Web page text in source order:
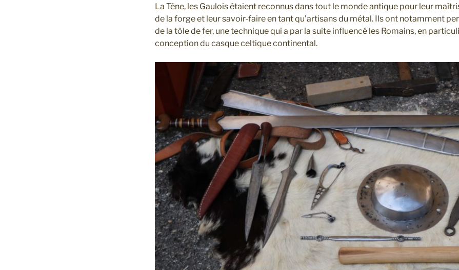
La Tène, les Gaulois étaient reconnus dans tout le monde antique pour leur
de la forge et leur savoir-faire en tant qu’artisans du métal. Ils ont notamment
de la tôle de fer, une technique qui a par la suite influencé les Romains, en
conception du casque celtique continental.